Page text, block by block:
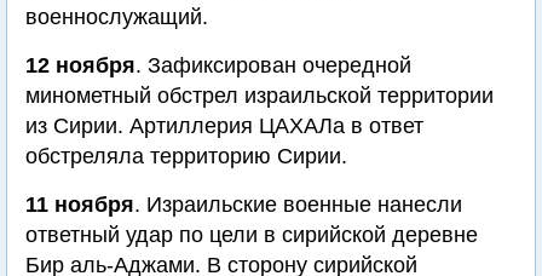
военнослужащий.
12 ноября. Зафиксирован очередной
минометный обстрел израильской территории
из Сирии. Артиллерия ЦАХАЛа в ответ
обстреляла территорию Сирии.
11 ноября. Израильские военные нанесли
ответный удар по цели в сирийской деревне
Бир аль-Аджами. В сторону сирийской